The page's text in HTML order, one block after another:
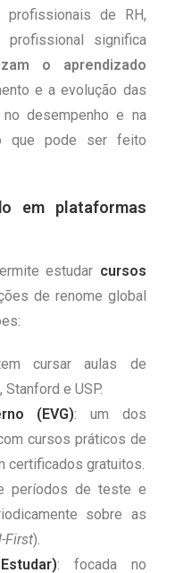
de RH,
profissional significa
o aprendizado
e a evolução das
desempenho e na
que pode ser feito
em plataformas
estudar cursos
de renome global
cursar aulas de
e USP.
(EVG): um dos
cursos práticos de
certificados gratuitos.
períodos de teste e
sobre as
First).
: focada no